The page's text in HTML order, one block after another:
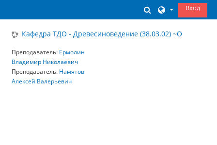
ИзменитьВход
Кафедра ТДО - Древесиноведение (38.03.02) ~О
Преподаватель: Ермолин
Владимир Николаевич
Преподаватель: Намятов
Алексей Валерьевич